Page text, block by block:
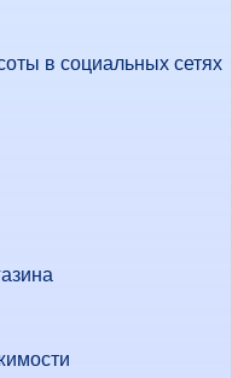
в социальных сетях